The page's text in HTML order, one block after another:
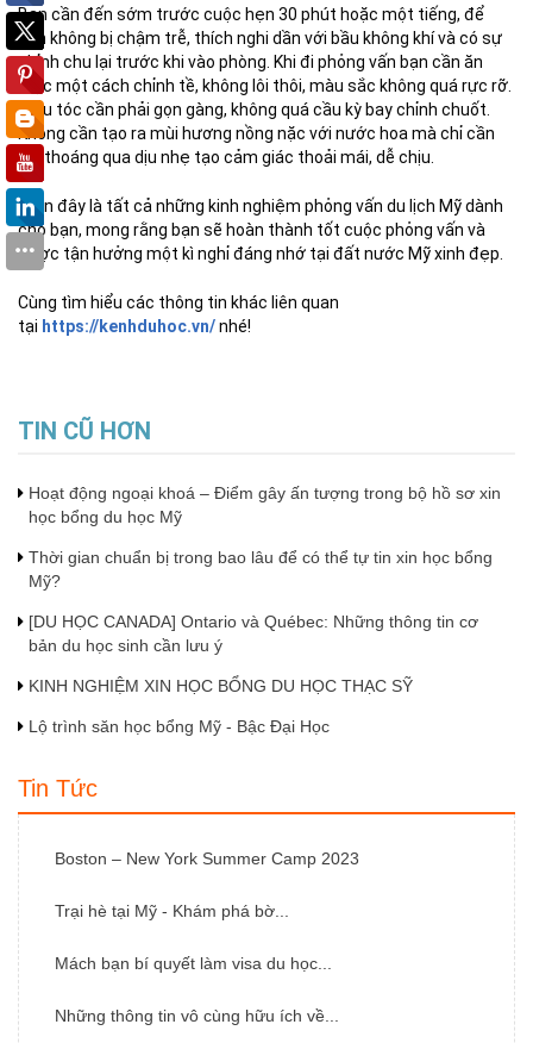
Bạn cần đến sớm trước cuộc hẹn 30 phút hoặc một tiếng, để
bạn không bị chậm trễ, thích nghi dần với bầu không khí và có sự
chỉnh chu lại trước khi vào phòng. Khi đi phỏng vấn bạn cần ăn
mặc một cách chỉnh tề, không lôi thôi, màu sắc không quá rực rỡ.
Đầu tóc cần phải gọn gàng, không quá cầu kỳ bay chỉnh chuốt.
Không cần tạo ra mùi hương nồng nặc với nước hoa mà chỉ cần
cái thoáng qua dịu nhẹ tạo cảm giác thoải mái, dễ chịu.
Trên đây là tất cả những kinh nghiệm phỏng vấn du lịch Mỹ dành
cho bạn, mong rằng bạn sẽ hoàn thành tốt cuộc phỏng vấn và
được tận hưởng một kì nghỉ đáng nhớ tại đất nước Mỹ xinh đẹp.
Cùng tìm hiểu các thông tin khác liên quan
tại https://kenhduhoc.vn/nhé!
TIN CŨ HƠN
Hoạt động ngoại khoá – Điểm gây ấn tượng trong bộ hồ sơ xin
học bổng du học Mỹ
Thời gian chuẩn bị trong bao lâu để có thể tự tin xin học bổng
Mỹ?
[DU HỌC CANADA] Ontario và Québec: Những thông tin cơ
bản du học sinh cần lưu ý
KINH NGHIỆM XIN HỌC BỔNG DU HỌC THẠC SỸ
Lộ trình săn học bổng Mỹ - Bậc Đại Học
Tin Tức
Boston – New York Summer Camp 2023
Trại hè tại Mỹ - Khám phá bờ...
Mách bạn bí quyết làm visa du học...
Những thông tin vô cùng hữu ích về...